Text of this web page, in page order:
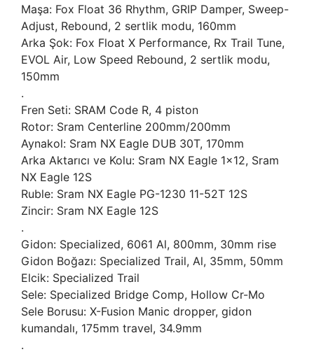
Maşa: Fox Float 36 Rhythm, GRIP Damper, Sweep-
Adjust, Rebound, 2 sertlik modu, 160mm
Arka Şok: Fox Float X Performance, Rx Trail Tune,
EVOL Air, Low Speed Rebound, 2 sertlik modu,
150mm
.
Fren Seti: SRAM Code R, 4 piston
Rotor: Sram Centerline 200mm/200mm
Aynakol: Sram NX Eagle DUB 30T, 170mm
Arka Aktarıcı ve Kolu: Sram NX Eagle 1x12, Sram
NX Eagle 12S
Ruble: Sram NX Eagle PG-1230 11-52T 12S
Zincir: Sram NX Eagle 12S
.
Gidon: Specialized, 6061 Al, 800mm, 30mm rise
Gidon Boğazı: Specialized Trail, Al, 35mm, 50mm
Elcik: Specialized Trail
Sele: Specialized Bridge Comp, Hollow Cr-Mo
Sele Borusu: X-Fusion Manic dropper, gidon
kumandalı, 175mm travel, 34.9mm
.